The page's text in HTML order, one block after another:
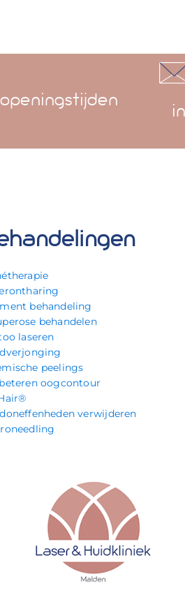
behandeling
behandelen
laseren
peelings
oogcontour
verwijderen